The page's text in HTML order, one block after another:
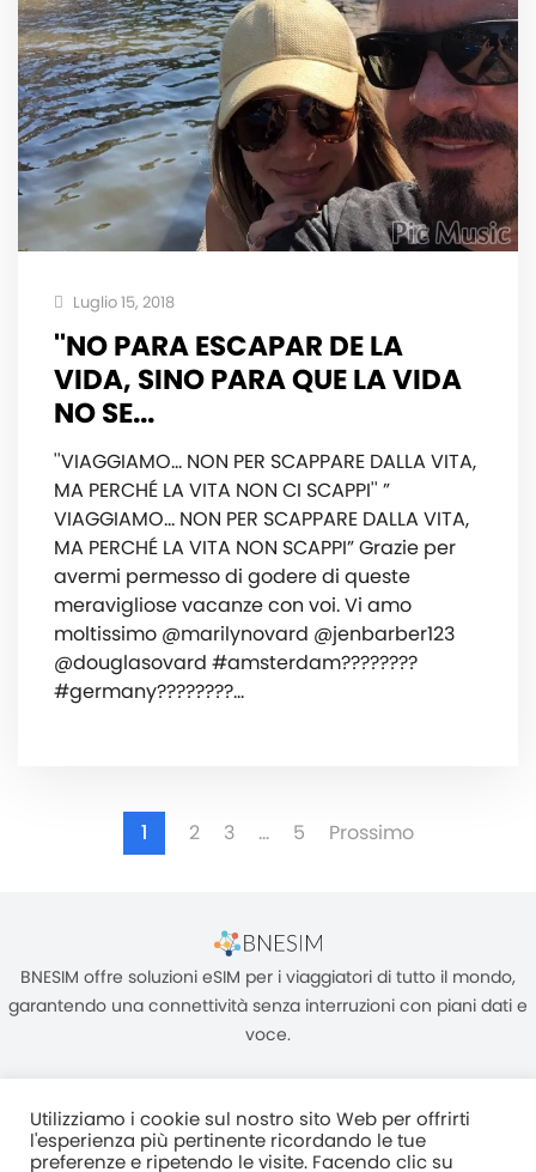
Luglio 15, 2018
''NO PARA ESCAPAR DE LA
VIDA, SINO PARA QUE LA VIDA
NO SE...
''VIAGGIAMO… NON PER SCAPPARE DALLA VITA,
MA PERCHÉ LA VITA NON CI SCAPPI'' ”
VIAGGIAMO… NON PER SCAPPARE DALLA VITA,
MA PERCHÉ LA VITA NON SCAPPI” Grazie per
avermi permesso di godere di queste
meravigliose vacanze con voi. Vi amo
moltissimo @marilynovard @jenbarber123
@douglasovard #amsterdam????????
#germany????????…
1 2 3 … 5 Prossimo
BNESIM offre soluzioni eSIM per i viaggiatori di tutto il mondo,
garantendo una connettività senza interruzioni con piani dati e
voce.
Utilizziamo i cookie sul nostro sito Web per offrirti
l'esperienza più pertinente ricordando le tue
preferenze e ripetendo le visite. Facendo clic su